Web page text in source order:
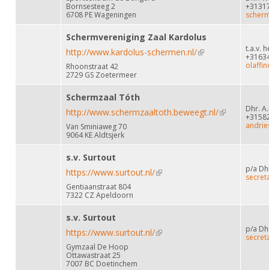
Bornsesteeg 2
6708 PE Wageningen
Schermvereniging Zaal Kardolus
http://www.kardolus-schermen.nl/(link is external)
Rhoonstraat 42
2729 GS Zoetermeer
t.a.v.
Schermzaal Tóth
http://www.schermzaaltoth.beweegt.nl/(link is
external)
Van Sminiaweg 70
9064 KE Aldtsjerk
Dhr.
s.v. Surtout
https://www.surtout.nl/(link is external)
Gentiaanstraat 804
7322 CZ Apeldoorn
p/a
s.v. Surtout
https://www.surtout.nl/(link is external)
Gymzaal De Hoop
Ottawastraat 25
7007 BC Doetinchem
p/a